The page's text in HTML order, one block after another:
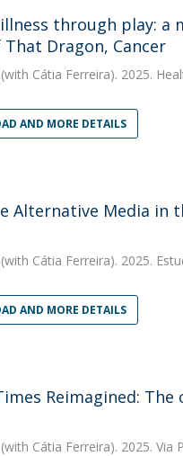
through play: a
That Dragon, Cancer
(with Cátia Ferreira). 2025.
AND MORE DETAILS
Alternative Media in
(with Cátia Ferreira). 2025.
AND MORE DETAILS
Reimagined: The
(with Cátia Ferreira). 2025. Via